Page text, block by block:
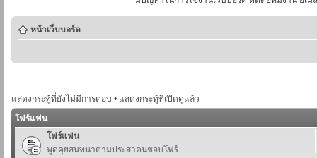
หน้าเว็บบอร์ด
แสดงกระทู้ที่ยังไม่มีการตอบ • แสดงกระทู้ที่เปิดดูแล้ว
โฟร์แฟน
โฟร์แฟน
พูดคุยสนทนาตามประสาคนชอบโฟร์